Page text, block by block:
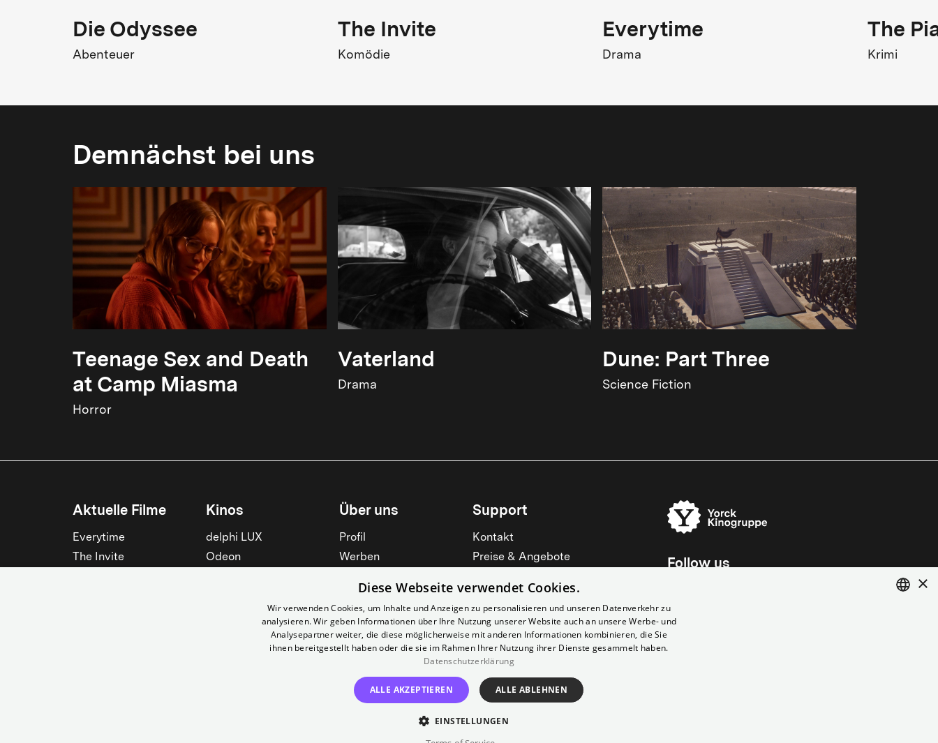
Die Odyssee
Abenteuer
The Invite
Komödie
Everytime
Drama
The
Krimi
Demnächst bei uns
Teenage Sex and Death
at Camp Miasma
Horror
Vaterland
Drama
Dune: Part Three
Science Fiction
Aktuelle Filme
Everytime
The Invite
Kinos
delphi LUX
Odeon
Über uns
Profil
Werben
Jobs
Kino für Schulen
Support
Kontakt
Preise & Angebote
Barrierefreiheit
Widerruf erklären
Alle zeigen
Follow us
×
Diese Webseite verwendet Cookies.
Wir verwenden Cookies, um Inhalte und Anzeigen zu personalisieren und unseren Datenverkehr zu
analysieren. Wir geben Informationen über Ihre Nutzung unserer Website auch an unsere Werbe- und
Analysepartner weiter, die diese möglicherweise mit anderen Informationen kombinieren, die Sie
ihnen bereitgestellt haben oder die sie im Rahmen Ihrer Nutzung ihrer Dienste gesammelt haben.
Datenschutzerklärung
ALLE AKZEPTIEREN ALLE ABLEHNEN
EINSTELLUNGEN